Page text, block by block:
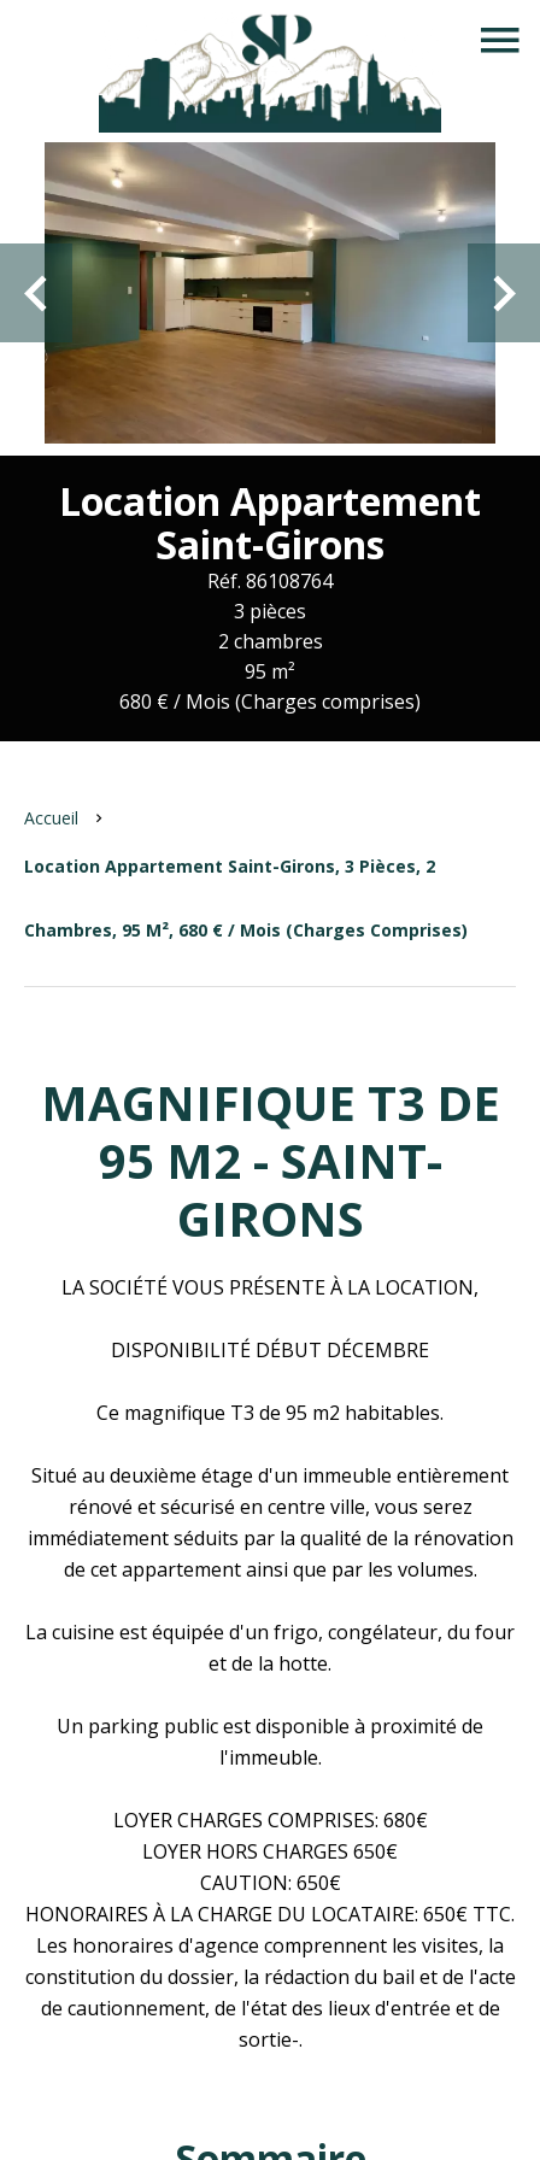
Location Appartement
Saint-Girons
Réf. 86108764
3 pièces
2 chambres
95 m²
680 € / Mois (Charges comprises)
Accueil
Location Appartement Saint-Girons, 3 Pièces, 2
Chambres, 95 M², 680 € / Mois (Charges Comprises)
MAGNIFIQUE T3 DE
95 M2 - SAINT-
GIRONS
LA SOCIÉTÉ VOUS PRÉSENTE À LA LOCATION,
DISPONIBILITÉ DÉBUT DÉCEMBRE
Ce magnifique T3 de 95 m2 habitables.
Situé au deuxième étage d'un immeuble entièrement
rénové et sécurisé en centre ville, vous serez
immédiatement séduits par la qualité de la rénovation
de cet appartement ainsi que par les volumes.
La cuisine est équipée d'un frigo, congélateur, du four
et de la hotte.
Un parking public est disponible à proximité de
l'immeuble.
LOYER CHARGES COMPRISES: 680€
LOYER HORS CHARGES 650€
CAUTION: 650€
HONORAIRES À LA CHARGE DU LOCATAIRE: 650€ TTC.
Les honoraires d'agence comprennent les visites, la
constitution du dossier, la rédaction du bail et de l'acte
de cautionnement, de l'état des lieux d'entrée et de
sortie-.